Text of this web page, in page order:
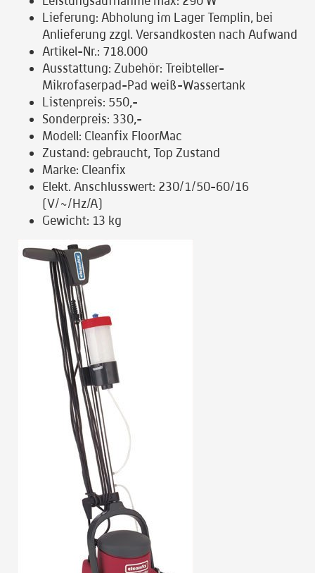
Lieferung: Abholung im Lager Templin, bei
Anlieferung zzgl. Versandkosten nach Aufwand
Artikel-Nr.: 718.000
Ausstattung: Zubehör: Treibteller-
Mikrofaserpad-Pad weiß-Wassertank
Listenpreis: 550,-
Sonderpreis: 330,-
Modell: Cleanfix FloorMac
Zustand: gebraucht, Top Zustand
Marke: Cleanfix
Elekt. Anschlusswert: 230/1/50-60/16
(V/~/Hz/A)
Gewicht: 13 kg